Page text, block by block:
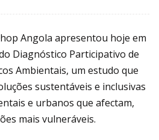
Angola apresentou hoje em
Diagnóstico Participativo de
Ambientais, um estudo que
sustentáveis e inclusivas
e urbanos que afectam,
mais vulneráveis.